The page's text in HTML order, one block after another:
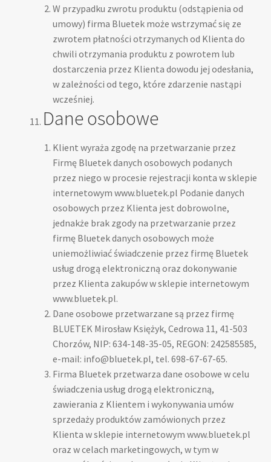
W przypadku zwrotu produktu (odstąpienia od
umowy) firma Bluetek może wstrzymać się ze
zwrotem płatności otrzymanych od Klienta do
chwili otrzymania produktu z powrotem lub
dostarczenia przez Klienta dowodu jej odesłania,
w zależności od tego, które zdarzenie nastąpi
wcześniej.
Dane osobowe
Klient wyraża zgodę na przetwarzanie przez
Firmę Bluetek danych osobowych podanych
przez niego w procesie rejestracji konta w sklepie
internetowym www.bluetek.pl Podanie danych
osobowych przez Klienta jest dobrowolne,
jednakże brak zgody na przetwarzanie przez
firmę Bluetek danych osobowych może
uniemożliwiać świadczenie przez firmę Bluetek
usług drogą elektroniczną oraz dokonywanie
przez Klienta zakupów w sklepie internetowym
www.bluetek.pl.
Dane osobowe przetwarzane są przez firmę
BLUETEK Mirosław Księżyk, Cedrowa 11, 41-503
Chorzów, NIP: 634-148-35-05, REGON: 242585585,
e-mail: info@bluetek.pl, tel. 698-67-67-65.
Firma Bluetek przetwarza dane osobowe w celu
świadczenia usług drogą elektroniczną,
zawierania z Klientem i wykonywania umów
sprzedaży produktów zamówionych przez
Klienta w sklepie internetowym www.bluetek.pl
oraz w celach marketingowych, w tym w